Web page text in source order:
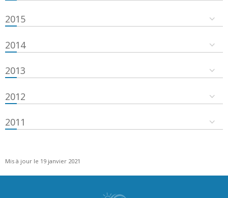
2015
2014
2013
2012
2011
Mis à jour le 19 janvier 2021